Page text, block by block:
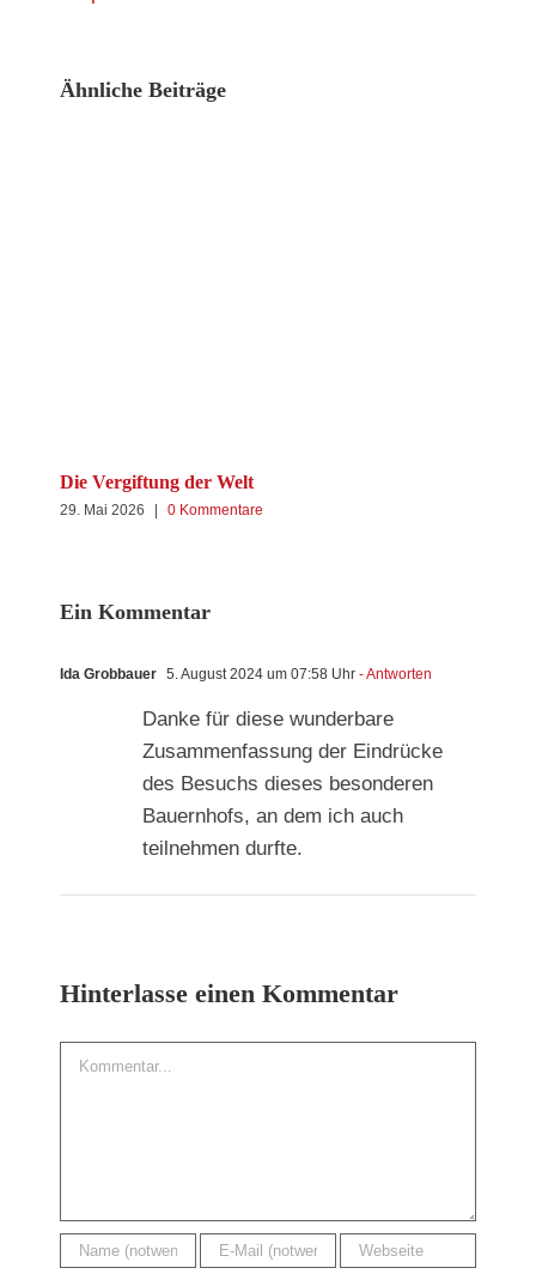
Ähnliche Beiträge
Die Vergiftung der Welt
29. Mai 2026 0 Kommentare
Ein Kommentar
Ida Grobbauer 5. August 2024 um 07:58 Uhr - Antworten
Danke für diese wunderbare
Zusammenfassung der Eindrücke
des Besuchs dieses besonderen
Bauernhofs, an dem ich auch
teilnehmen durfte.
Hinterlasse einen Kommentar
Kommentar